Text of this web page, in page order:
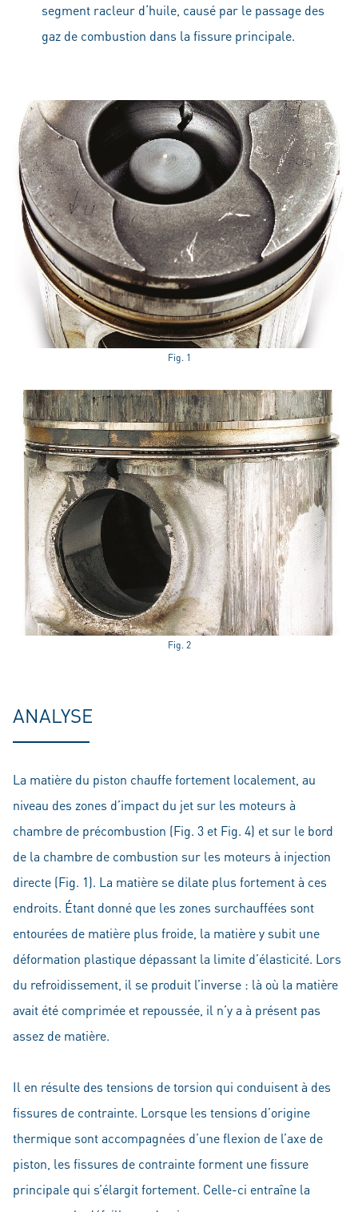
segment racleur d‘huile, causé par le passage des
gaz de combustion dans la fissure principale.
Fig. 1
Fig. 2
ANALYSE
La matière du piston chauffe fortement localement, au
niveau des zones d’impact du jet sur les moteurs à
chambre de précombustion (Fig. 3 et Fig. 4) et sur le bord
de la chambre de combustion sur les moteurs à injection
directe (Fig. 1). La matière se dilate plus fortement à ces
endroits. Étant donné que les zones surchauffées sont
entourées de matière plus froide, la matière y subit une
déformation plastique dépassant la limite d’élasticité. Lors
du refroidissement, il se produit l’inverse : là où la matière
avait été comprimée et repoussée, il n’y a à présent pas
assez de matière.
Il en résulte des tensions de torsion qui conduisent à des
fissures de contrainte. Lorsque les tensions d’origine
thermique sont accompagnées d’une flexion de l’axe de
piston, les fissures de contrainte forment une fissure
principale qui s’élargit fortement. Celle-ci entraîne la